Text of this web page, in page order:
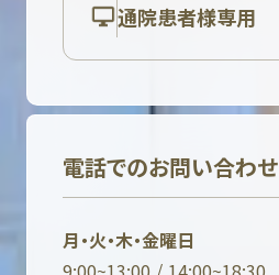
通院患者様専用
電話でのお問い合わせ
月・火・木・金曜日